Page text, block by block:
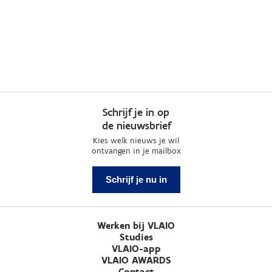
Schrijf je in op
de nieuwsbrief
Kies welk nieuws je wil
ontvangen in je mailbox
Schrijf je nu in
Werken bij VLAIO
Studies
VLAIO-app
VLAIO AWARDS